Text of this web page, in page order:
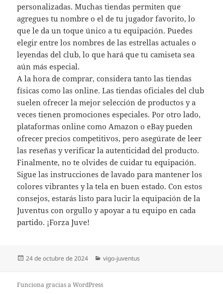
personalizadas. Muchas tiendas permiten que
agregues tu nombre o el de tu jugador favorito, lo
que le da un toque único a tu equipación. Puedes
elegir entre los nombres de las estrellas actuales o
leyendas del club, lo que hará que tu camiseta sea
aún más especial.
A la hora de comprar, considera tanto las tiendas
físicas como las online. Las tiendas oficiales del club
suelen ofrecer la mejor selección de productos y a
veces tienen promociones especiales. Por otro lado,
plataformas online como Amazon o eBay pueden
ofrecer precios competitivos, pero asegúrate de leer
las reseñas y verificar la autenticidad del producto.
Finalmente, no te olvides de cuidar tu equipación.
Sigue las instrucciones de lavado para mantener los
colores vibrantes y la tela en buen estado. Con estos
consejos, estarás listo para lucir la equipación de la
Juventus con orgullo y apoyar a tu equipo en cada
partido. ¡Forza Juve!
Publicado
24 de octubre de 2024 Categorías
vigo-juventus
Funciona gracias a WordPress